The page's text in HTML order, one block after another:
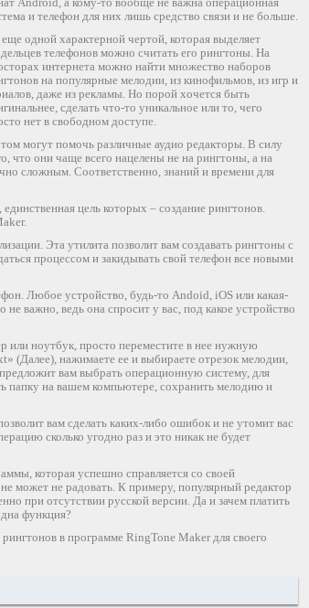
и телефон для них лишь средство связи и не больше.
одной характерной чертой, которая выделяет
телефонов можно считать его рингтоны. На
интернета можно найти множество наборов
на популярные мелодии, из кинофильмов, из игр и
даже из рекламы. Но порой хочется быть
сделать что-то уникальное или то, чего
нет в свободном доступе.
могут помочь различные аудио редакторы. В силу
что они чаще всего нацелены не на рингтоны, а на
сложным. Соответственно, знаний и времени для
цель которых – создание рингтонов.
Эта утилита позволит вам создавать рингтоны с
процессом и закидывать свой телефон все новыми
Любое устройство, будь-то Andoid, iOS или какая-
важно, ведь она спросит у вас, под какое устройство
или ноутбук, просто переместите в нее нужную
(Далее), нажимаете ее и выбираете отрезок мелодии,
вам выбрать операционную систему, для
папку на вашем компьютере, сохранить мелодию и
вам сделать каких-либо ошибок и не утомит вас
сколько угодно раз и это никак не будет
которая успешно справляется со своей
может не радовать. К примеру, популярный редактор
при отсутствии русской версии. Да и зачем платить
функция?
в программе RingTone Maker для своего